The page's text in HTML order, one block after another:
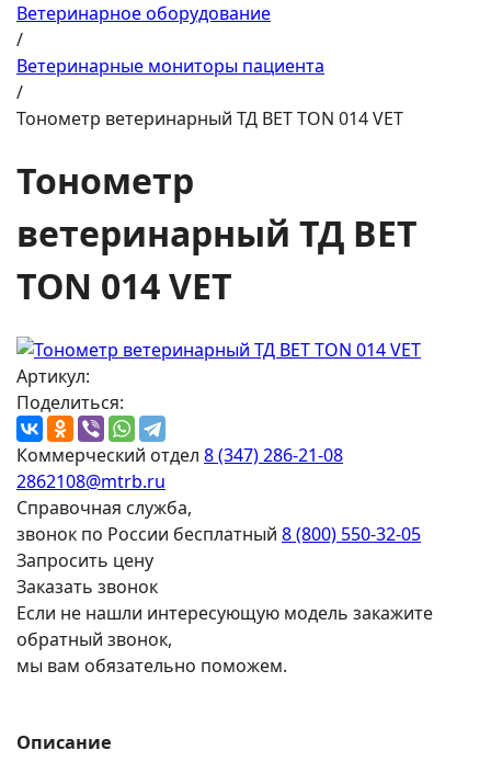
Ветеринарное оборудование
/
Ветеринарные мониторы пациента
/
Тонометр ветеринарный ТД ВЕТ TON 014 VET
Тонометр
ветеринарный ТД ВЕТ
TON 014 VET
Артикул:
Поделиться:
Коммерческий отдел 8 (347) 286-21-08
2862108@mtrb.ru
Справочная служба,
звонок по России бесплатный 8 (800) 550-32-05
Запросить цену
Заказать звонок
Если не нашли интересующую модель закажите
обратный звонок,
мы вам обязательно поможем.
Описание